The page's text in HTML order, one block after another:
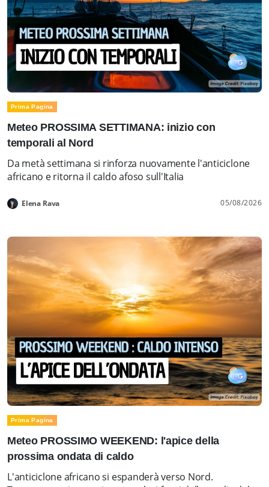
Prima Pagina
Meteo PROSSIMA SETTIMANA: inizio con
temporali al Nord
Da metà settimana si rinforza nuovamente l'anticiclone
africano e ritorna il caldo afoso sull'Italia
Elena Rava 05/08/2026
Prima Pagina
Meteo PROSSIMO WEEKEND: l'apice della
prossima ondata di caldo
L'anticiclone africano si espanderà verso Nord.